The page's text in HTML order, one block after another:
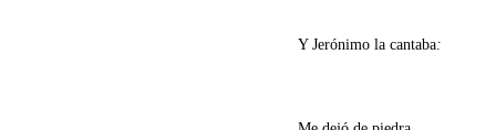
Y Jerónimo la cantaba